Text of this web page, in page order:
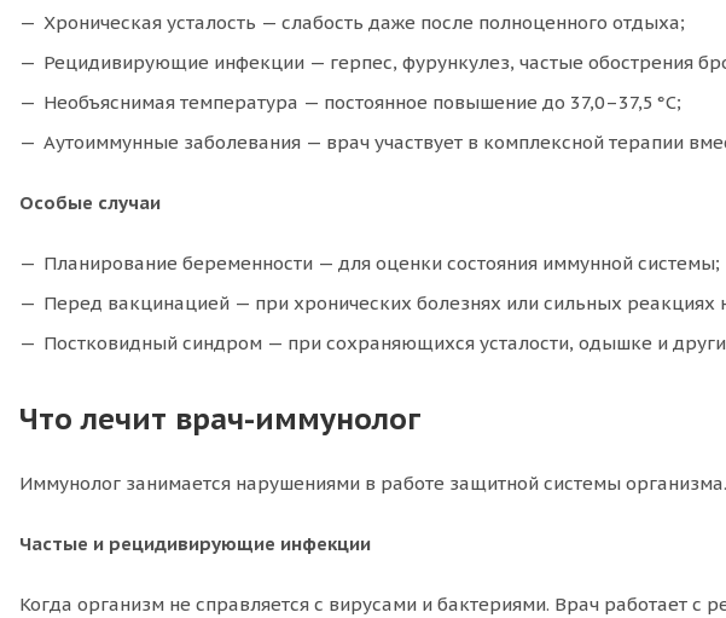
Хроническая усталость — слабость даже после полноценного отдыха;
Рецидивирующие инфекции — герпес, фурункулез, частые обострения
Необъяснимая температура — постоянное повышение до 37,0–37,5 °C;
Аутоиммунные заболевания — врач участвует в комплексной терапии
Особые случаи
Планирование беременности — для оценки состояния иммунной системы;
Перед вакцинацией — при хронических болезнях или сильных реакциях
Постковидный синдром — при сохраняющихся усталости, одышке и
Что лечит врач-иммунолог
Иммунолог занимается нарушениями в работе защитной системы
Частые и рецидивирующие инфекции
Когда организм не справляется с вирусами и бактериями. Врач работает